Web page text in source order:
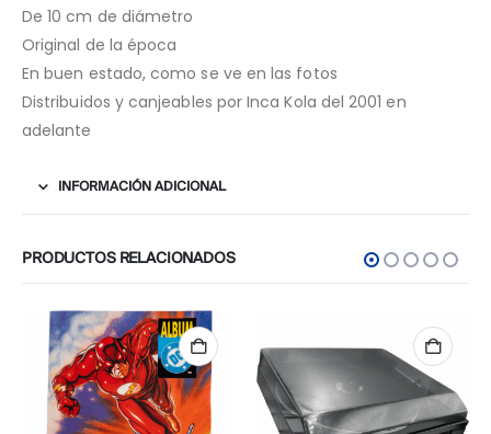
De 10 cm de diámetro
Original de la época
En buen estado, como se ve en las fotos
Distribuidos y canjeables por Inca Kola del 2001 en
adelante
INFORMACIÓN ADICIONAL
PRODUCTOS RELACIONADOS